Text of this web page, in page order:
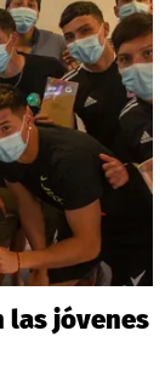
las jóvenes